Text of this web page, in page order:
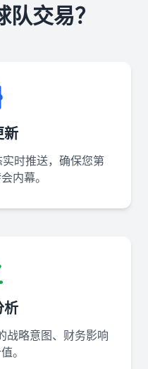
交易？
新
时推送，确保您第
内幕。
析
战略意图、财务影响
。